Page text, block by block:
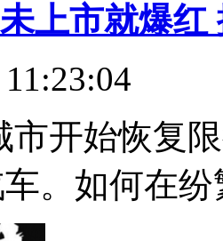
上市就爆
市开始恢复
车。如何在